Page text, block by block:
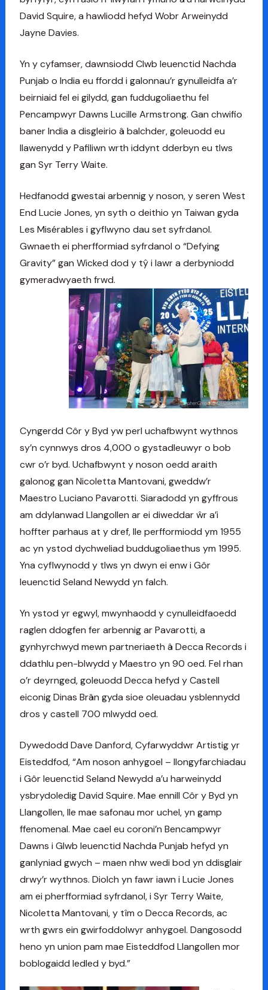
David Squire, a hawliodd hefyd Wobr Arweinydd
Jayne Davies.
Yn y cyfamser, dawnsiodd Clwb Ieuenctid Nachda
Punjab o India eu ffordd i galonnau’r gynulleidfa a’r
beirniaid fel ei gilydd, gan fuddugoliaethu fel
Pencampwyr Dawns Lucille Armstrong. Gan chwifio
baner India a disgleirio â balchder, goleuodd eu
llawenydd y Pafiliwn wrth iddynt dderbyn eu tlws
gan Syr Terry Waite.
Hedfanodd gwestai arbennig y noson, y seren West
End Lucie Jones, yn syth o deithio yn Taiwan gyda
Les Misérables i gyflwyno dau set syfrdanol.
Gwnaeth ei pherfformiad syfrdanol o “Defying
Gravity” gan Wicked dod y tŷ i lawr a derbyniodd
gymeradwyaeth frwd.
Cyngerdd Côr y Byd yw perl uchafbwynt wythnos
sy’n cynnwys dros 4,000 o gystadleuwyr o bob
cwr o’r byd. Uchafbwynt y noson oedd araith
galonog gan Nicoletta Mantovani, gweddw’r
Maestro Luciano Pavarotti. Siaradodd yn gyffrous
am ddylanwad Llangollen ar ei diweddar ŵr a’i
hoffter parhaus at y dref, lle perfformiodd ym 1955
ac yn ystod dychweliad buddugoliaethus ym 1995.
Yna cyflwynodd y tlws yn dwyn ei enw i Gôr
Ieuenctid Seland Newydd yn falch.
Yn ystod yr egwyl, mwynhaodd y cynulleidfaoedd
raglen ddogfen fer arbennig ar Pavarotti, a
gynhyrchwyd mewn partneriaeth â Decca Records i
ddathlu pen-blwydd y Maestro yn 90 oed. Fel rhan
o’r deyrnged, goleuodd Decca hefyd y Castell
eiconig Dinas Brân gyda sioe oleuadau ysblennydd
dros y castell 700 mlwydd oed.
Dywedodd Dave Danford, Cyfarwyddwr Artistig yr
Eisteddfod, “Am noson anhygoel – llongyfarchiadau
i Gôr Ieuenctid Seland Newydd a’u harweinydd
ysbrydoledig David Squire. Mae ennill Côr y Byd yn
Llangollen, lle mae safonau mor uchel, yn gamp
ffenomenal. Mae cael eu coroni’n Bencampwyr
Dawns i Glwb Ieuenctid Nachda Punjab hefyd yn
ganlyniad gwych – maen nhw wedi bod yn ddisglair
drwy’r wythnos. Diolch yn fawr iawn i Lucie Jones
am ei pherfformiad syfrdanol, i Syr Terry Waite,
Nicoletta Mantovani, y tîm o Decca Records, ac
wrth gwrs ein gwirfoddolwyr anhygoel. Dangosodd
heno yn union pam mae Eisteddfod Llangollen mor
boblogaidd ledled y byd.”